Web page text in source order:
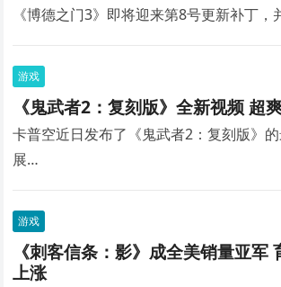
《博德之门3》即将迎来第8号更新补丁
游戏
《鬼武者2：复刻版》全新视频 超
卡普空近日发布了《鬼武者2：复刻版》的
展…
游戏
《刺客信条：影》成全美销量亚军
上涨